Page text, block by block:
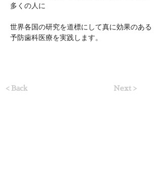
多くの人に
世界各国の研究を道標にして真に効果のある
予防歯科医療を実践します。
< Back Next >